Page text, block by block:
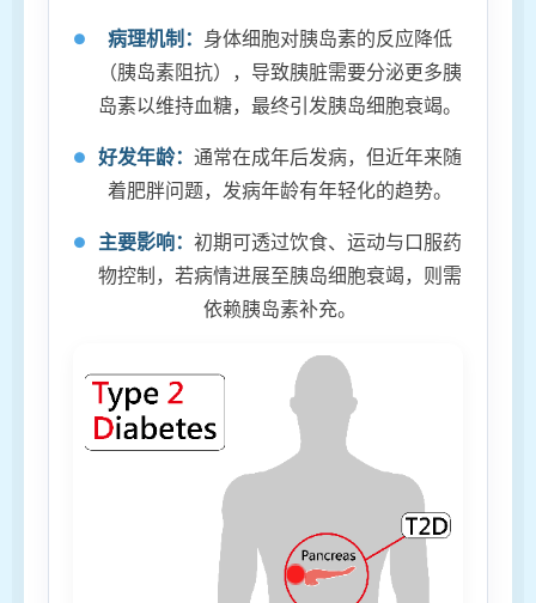
病理机制： 身体细胞对胰岛素的反应降低
（胰岛素阻抗），导致胰脏需要分泌更多胰
岛素以维持血糖，最终引发胰岛细胞衰竭。
好发年龄： 通常在成年后发病，但近年来随
着肥胖问题，发病年龄有年轻化的趋势。
主要影响： 初期可透过饮食、运动与口服药
物控制，若病情进展至胰岛细胞衰竭，则需
依赖胰岛素补充。